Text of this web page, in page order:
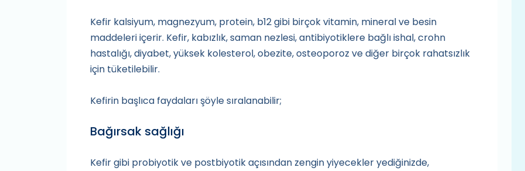
Kefir kalsiyum, magnezyum, protein, b12 gibi birçok vitamin, mineral ve besin
maddeleri içerir. Kefir, kabızlık, saman nezlesi, antibiyotiklere bağlı ishal, crohn
hastalığı, diyabet, yüksek kolesterol, obezite, osteoporoz ve diğer birçok rahatsızlık
için tüketilebilir.
Kefirin başlıca faydaları şöyle sıralanabilir;
Bağırsak sağlığı
Kefir gibi probiyotik ve postbiyotik açısından zengin yiyecekler yediğinizde,